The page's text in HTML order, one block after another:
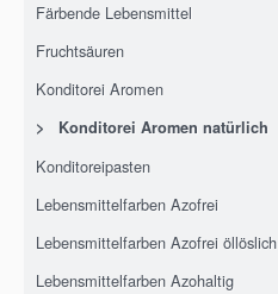
Färbende Lebensmittel
Fruchtsäuren
Konditorei Aromen
> Konditorei Aromen natürlich
Konditoreipasten
Lebensmittelfarben Azofrei
Lebensmittelfarben Azofrei öllöslich
Lebensmittelfarben Azohaltig